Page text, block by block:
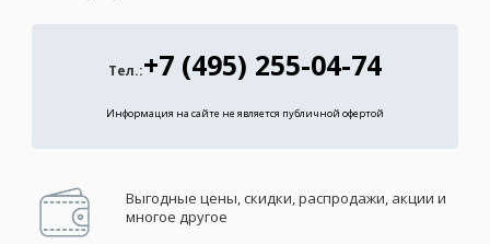
Тел.:+7 (495) 255-04-74
Информация на сайте не является публичной офертой
Выгодные цены, скидки, распродажи, акции и
многое другое